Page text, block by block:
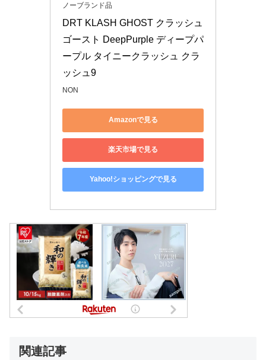
ノーブランド品
DRT KLASH GHOST クラッシュ
ゴースト DeepPurple ディープパ
ープル タイニークラッシュ クラ
ッシュ9
NON
Amazonで見る
楽天市場で見る
Yahoo!ショッピングで見る
関連記事